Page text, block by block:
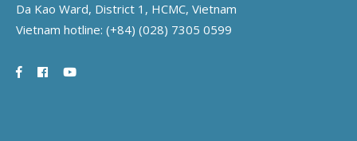
Da Kao Ward, District 1, HCMC, Vietnam
Vietnam hotline: (+84) (028) 7305 0599